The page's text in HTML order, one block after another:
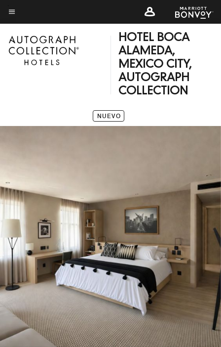
Skip
to
main
content
Texto del menú
HOTEL BOCA
ALAMEDA,
MEXICO CITY,
AUTOGRAPH
COLLECTION
NUEVO